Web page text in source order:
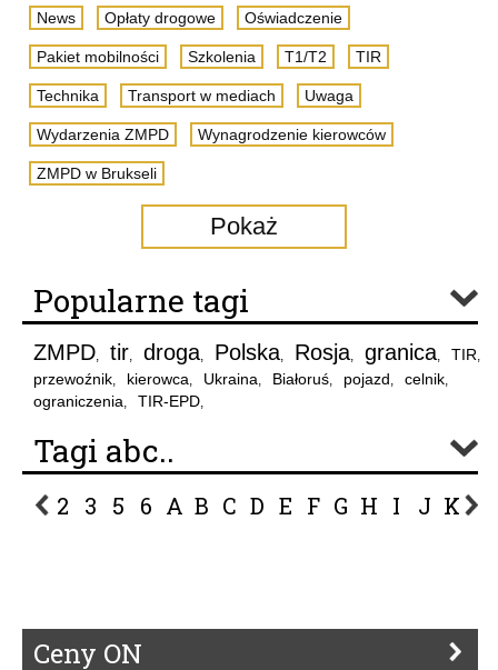
News Opłaty drogowe Oświadczenie
Pakiet mobilności Szkolenia T1/T2 TIR
Technika Transport w mediach Uwaga
Wydarzenia ZMPD Wynagrodzenie kierowców
ZMPD w Brukseli
Pokaż
Popularne tagi
ZMPD, tir, droga, Polska, Rosja, granica, TIR,
przewoźnik, kierowca, Ukraina, Białoruś, pojazd, celnik,
ograniczenia, TIR-EPD,
Tagi abc..
2 3 5 6 A B C D E F G H I J K L
Ceny ON